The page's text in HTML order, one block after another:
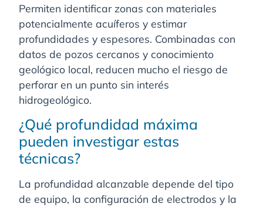
Permiten identificar zonas con materiales
potencialmente acuíferos y estimar
profundidades y espesores. Combinadas con
datos de pozos cercanos y conocimiento
geológico local, reducen mucho el riesgo de
perforar en un punto sin interés
hidrogeológico.
¿Qué profundidad máxima
pueden investigar estas
técnicas?
La profundidad alcanzable depende del tipo
de equipo, la configuración de electrodos y la